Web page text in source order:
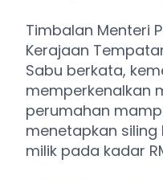
Timbalan Menteri
Kerajaan
Sabu berkata,
memperkenalkan
perumahan
menetapkan
milik pada kadar